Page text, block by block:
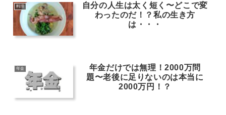
料理
自分の人生は太く短く〜どこで変
わったのだ！？私の生き方
は・・・
年金
年金だけでは無理！2000万問
題〜老後に足りないのは本当に
2000万円！？